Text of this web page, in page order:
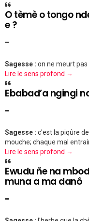
O tèmè o tongo
e ?
""
Sagesse : on ne meurt
Lire le sens profond →
Ebabad’a ngingi
""
Sagesse : c'est la piqûre
mouche; chaque mal
Lire le sens profond →
Ewudu ñe na
muna a ma danô
""